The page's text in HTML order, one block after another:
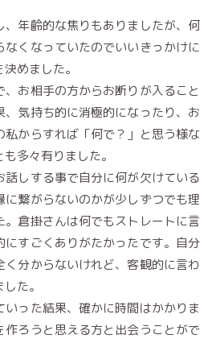
、年齢的な焦りもありましたが、何
なくなっていたのでいいきっかけに
めました。
お相手の方からお断りが入ること
、気持ち的に消極的になったり、お
私からすれば「何で？」と思う様な
多々有りました。
話しする事で自分に何が欠けている
に繋がらないのかが少しずつでも理
。倉掛さんは何でもストレートに言
にすごくありがたかったです。自分
分からないけれど、客観的に言わ
た。
った結果、確かに時間はかかりま
作ろうと思える方と出会うことがで